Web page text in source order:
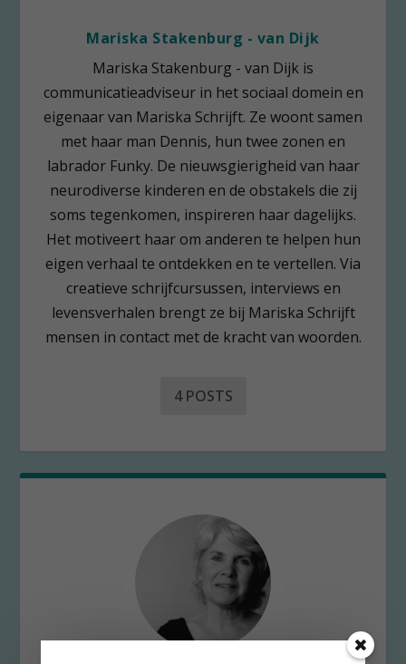
Mariska Stakenburg - van Dijk
Mariska Stakenburg - van Dijk is
communicatieadviseur in het sociaal domein en
eigenaar van Mariska Schrijft. Ze woont samen
met haar man Dennis, hun twee zonen en
labrador Funky. De nieuwsgierigheid van haar
neurodiverse kinderen en de obstakels die zij
soms tegenkomen, inspireren haar dagelijks.
Het motiveert haar om anderen te helpen hun
eigen verhaal te ontdekken en te vertellen. Via
creatieve schrijfcursussen, interviews en
levensverhalen brengt ze bij Mariska Schrijft
mensen in contact met de kracht van woorden.
4 POSTS